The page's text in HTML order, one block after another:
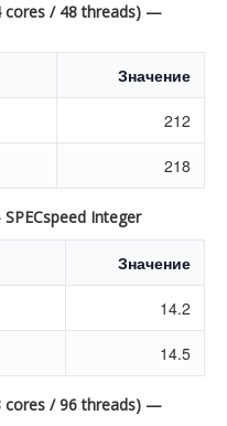
cores / 48 threads) —
Значение
212
218
Integer
Значение
14.2
14.5
cores / 96 threads) —